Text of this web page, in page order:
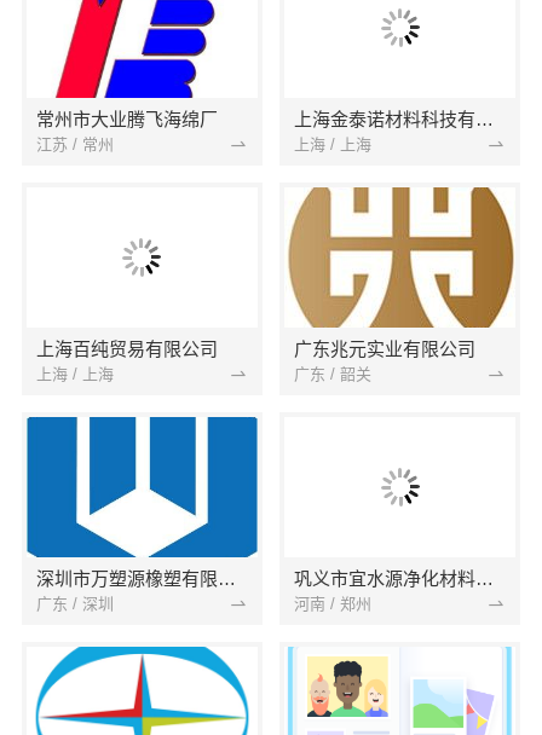
常州市大业腾飞海绵厂
江苏 / 常州
上海金泰诺材料科技有限公司
上海 / 上海
上海百纯贸易有限公司
上海 / 上海
广东兆元实业有限公司
广东 / 韶关
深圳市万塑源橡塑有限公司
广东 / 深圳
巩义市宜水源净化材料有限公司
河南 / 郑州